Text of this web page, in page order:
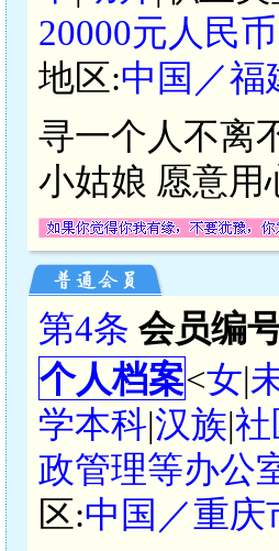
20000元人民币
地区:中国／福
寻一个人不离
小姑娘 愿意用
第4条 会员编
个人档案<女|
学本科|汉族|社
政管理等办公
区:中国／重庆